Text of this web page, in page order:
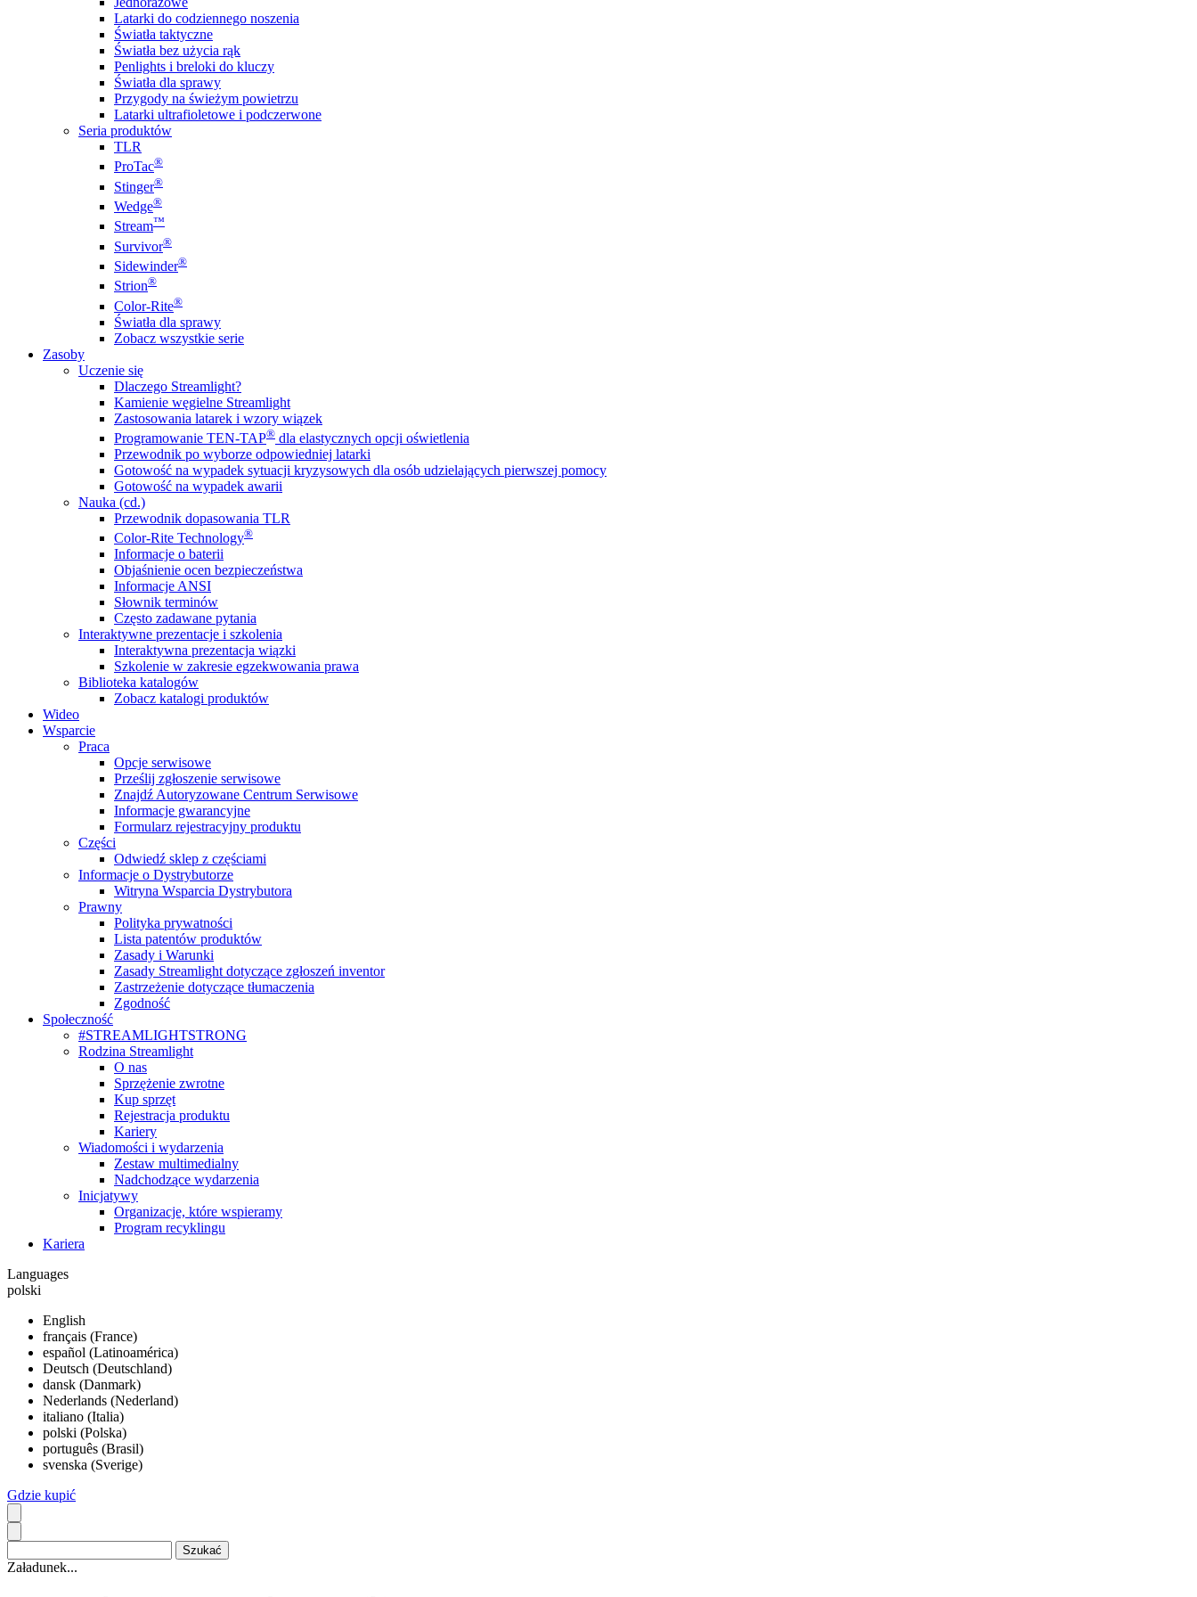
Latarki do codziennego noszenia
Światła taktyczne
Światła bez użycia rąk
Penlights i breloki do kluczy
Światła dla sprawy
Przygody na świeżym powietrzu
Latarki ultrafioletowe i podczerwone
Seria produktów
TLR
ProTac®
Stinger®
Wedge®
Stream™
Survivor®
Sidewinder®
Strion®
Color-Rite®
Światła dla sprawy
Zobacz wszystkie serie
Zasoby
Uczenie się
Dlaczego Streamlight?
Kamienie węgielne Streamlight
Zastosowania latarek i wzory wiązek
Programowanie TEN-TAP® dla elastycznych opcji oświetlenia
Przewodnik po wyborze odpowiedniej latarki
Gotowość na wypadek sytuacji kryzysowych dla osób udzielających pierwszej pomocy
Gotowość na wypadek awarii
Nauka (cd.)
Przewodnik dopasowania TLR
Color-Rite Technology®
Informacje o baterii
Objaśnienie ocen bezpieczeństwa
Informacje ANSI
Słownik terminów
Często zadawane pytania
Interaktywne prezentacje i szkolenia
Interaktywna prezentacja wiązki
Szkolenie w zakresie egzekwowania prawa
Biblioteka katalogów
Zobacz katalogi produktów
Wideo
Wsparcie
Praca
Opcje serwisowe
Prześlij zgłoszenie serwisowe
Znajdź Autoryzowane Centrum Serwisowe
Informacje gwarancyjne
Formularz rejestracyjny produktu
Części
Odwiedź sklep z częściami
Informacje o Dystrybutorze
Witryna Wsparcia Dystrybutora
Prawny
Polityka prywatności
Lista patentów produktów
Zasady i Warunki
Zasady Streamlight dotyczące zgłoszeń inventor
Zastrzeżenie dotyczące tłumaczenia
Zgodność
Społeczność
#STREAMLIGHTSTRONG
Rodzina Streamlight
O nas
Sprzężenie zwrotne
Kup sprzęt
Rejestracja produktu
Kariery
Wiadomości i wydarzenia
Zestaw multimedialny
Nadchodzące wydarzenia
Inicjatywy
Organizacje, które wspieramy
Program recyklingu
Kariera
Languages
polski
English
français (France)
español (Latinoamérica)
Deutsch (Deutschland)
dansk (Danmark)
Nederlands (Nederland)
italiano (Italia)
polski (Polska)
português (Brasil)
svenska (Sverige)
Gdzie kupić
Załadunek...